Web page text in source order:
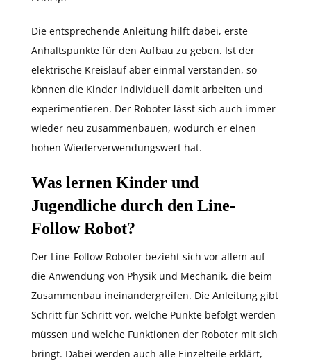
Die entsprechende Anleitung hilft dabei, erste
Anhaltspunkte für den Aufbau zu geben. Ist der
elektrische Kreislauf aber einmal verstanden, so
können die Kinder individuell damit arbeiten und
experimentieren. Der Roboter lässt sich auch immer
wieder neu zusammenbauen, wodurch er einen
hohen Wiederverwendungswert hat.
Was lernen Kinder und
Jugendliche durch den Line-
Follow Robot?
Der Line-Follow Roboter bezieht sich vor allem auf
die Anwendung von Physik und Mechanik, die beim
Zusammenbau ineinandergreifen. Die Anleitung gibt
Schritt für Schritt vor, welche Punkte befolgt werden
müssen und welche Funktionen der Roboter mit sich
bringt. Dabei werden auch alle Einzelteile erklärt,